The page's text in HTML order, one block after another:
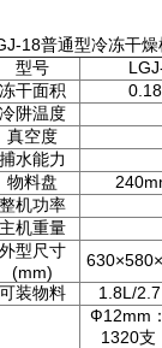
18普通型冷冻干
型号
冻干面积
冷阱温度
真空度
捕水能力
物料盘
整机功率
主机重量
外型尺寸
(mm)
可装物料
1.8L/
Ф12mm
1320支